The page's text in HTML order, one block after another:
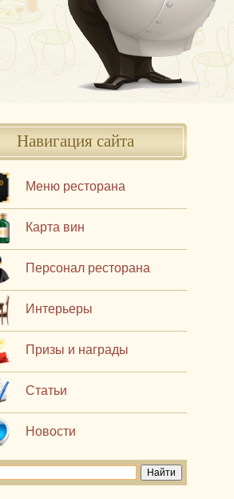
Навигация сайта
Меню ресторана
Карта вин
Персонал ресторана
Интерьеры
Призы и награды
Статьи
Новости